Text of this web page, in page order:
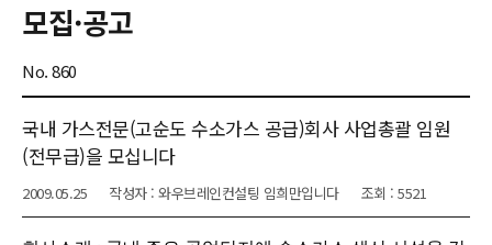
모집·공고
No. 860
국내 가스전문(고순도 수소가스 공급)회사 사업총괄 임원
(전무급)을 모십니다
2009.05.25 작성자 : 와우브레인컨설팅 임희만입니다 조회 : 5521